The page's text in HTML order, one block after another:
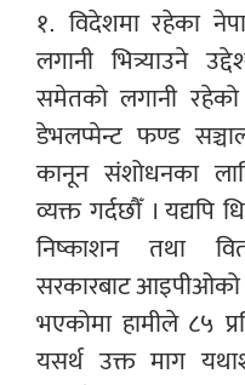
१. विदेशमा रहेका
लगानी भित्र्याउने
समेतको लगानी
डेभलप्मेन्ट फण्ड
कानून संशोधनका
व्यक्त गर्दछौँ । यद्यपि
निष्काशन तथा
सरकारबाट आइपीओको
भएकोमा हामीले ८५
यसर्थ उक्त माग